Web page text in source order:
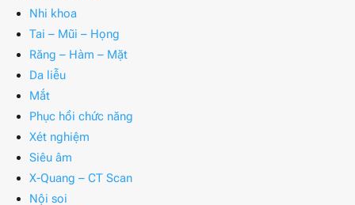
Nhi khoa
Tai – Mũi – Họng
Răng – Hàm – Mặt
Da liễu
Mắt
Phục hồi chức năng
Xét nghiệm
Siêu âm
X-Quang – CT Scan
Nội soi